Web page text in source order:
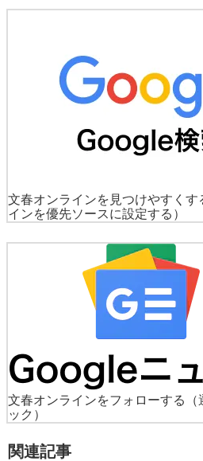
文春オンラインを見つけやすくす
インを優先ソースに設定する）
文春オンラインをフォローする
ック）
関連記事